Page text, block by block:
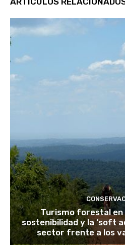
Turismo forestal en
sostenibilidad y la ‘soft
sector frente a los